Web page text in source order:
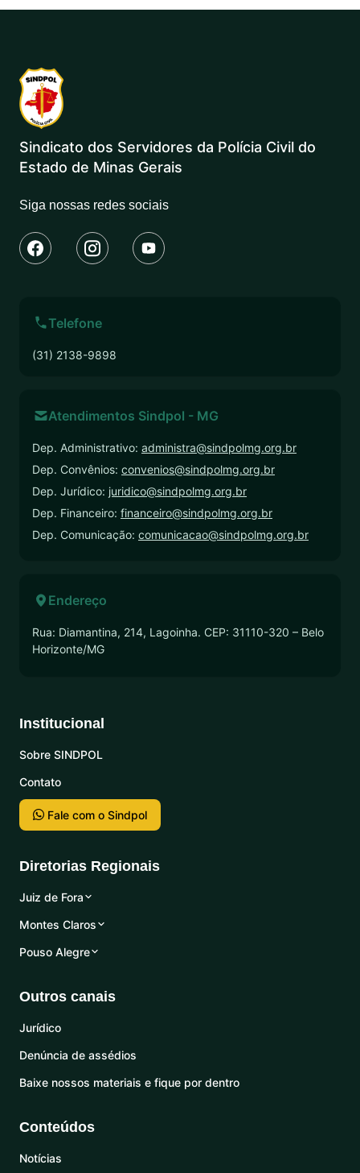
Sindicato dos Servidores da Polícia Civil do
Estado de Minas Gerais
Siga nossas redes sociais
Telefone
(31) 2138-9898
Atendimentos Sindpol - MG
Dep. Administrativo: administra@sindpolmg.org.br
Dep. Convênios: convenios@sindpolmg.org.br
Dep. Jurídico: juridico@sindpolmg.org.br
Dep. Financeiro: financeiro@sindpolmg.org.br
Dep. Comunicação: comunicacao@sindpolmg.org.br
Endereço
Rua: Diamantina, 214, Lagoinha. CEP: 31110-320 – Belo
Horizonte/MG
Institucional
Sobre SINDPOL
Contato
Fale com o Sindpol
Diretorias Regionais
Juiz de Fora
Montes Claros
Pouso Alegre
Outros canais
Jurídico
Denúncia de assédios
Baixe nossos materiais e fique por dentro
Conteúdos
Notícias